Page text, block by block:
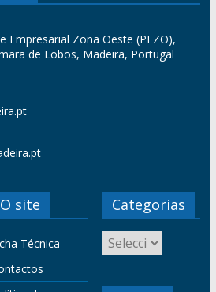
Empresarial Zona Oeste (PEZO),
de Lobos, Madeira, Portugal
O site
Técnica
Categorias